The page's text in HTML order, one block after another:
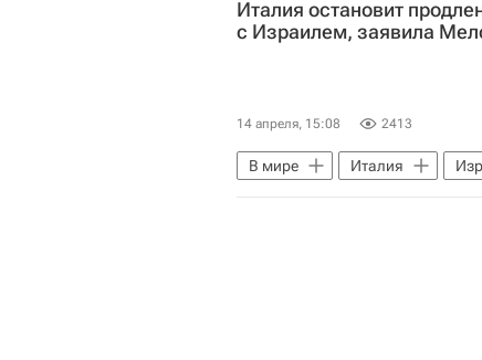
Италия остановит
с Израилем, заявила
14 апреля, 15:08 2413
В мире Италия
Исраэль Кац